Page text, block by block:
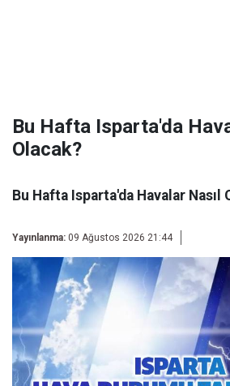
Bu Hafta Isparta'da
Olacak?
Bu Hafta Isparta'da Havalar Nasıl
Yayınlanma: 09 Ağustos 2026 21:44